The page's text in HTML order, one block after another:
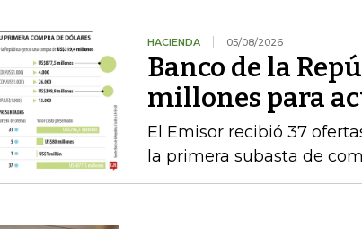
HACIENDA 05/08/2026
Banco de la
millones para
El Emisor recibió 37
la primera subasta de